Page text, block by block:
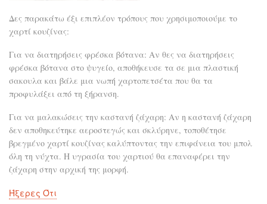
Δες παρακάτω έξι επιπλέον τρόπους που χρησιμοποιούμε το
χαρτί κουζίνας:
Για να διατηρήσεις φρέσκα βότανα: Αν θες να διατηρήσεις
φρέσκα βότανα στο ψυγείο, αποθήκευσε τα σε μια πλαστική
σακουλα και βάλε μια νωπή χαρτοπετσέτα που θα τα
προφυλάξει από τη ξήρανση.
Για να μαλακώσεις την καστανή ζάχαρη: Αν η καστανή ζάχαρη
δεν αποθηκεύτηκε αεροστεγώς και σκλύρηνε, τοποθέτησε
βρεγμένο χαρτί κουζίνας καλύπτοντας την επιφάνεια του μπολ
όλη τη νύχτα. Η υγρασία του χαρτιού θα επαναφέρει την
ζάχαρη στην αρχική της μορφή.
Ήξερες Ότι